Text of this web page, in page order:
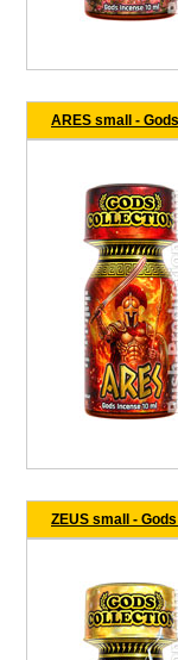
ARES small -
ZEUS small -